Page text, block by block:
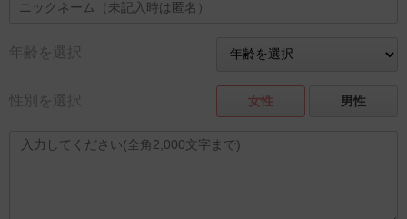
年齢を選択
性別を選択 女性 男性